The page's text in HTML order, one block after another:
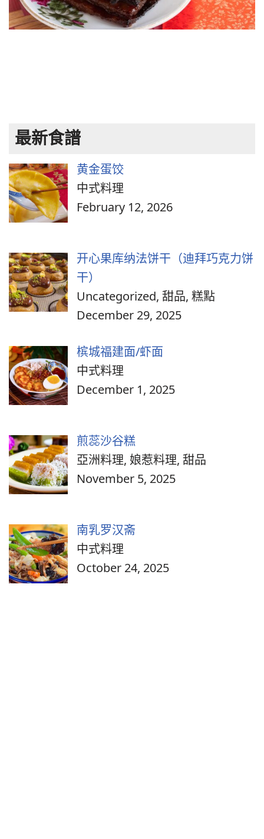
最新食譜
黄金蛋饺
中式料理
February 12, 2026
开心果库纳法饼干（迪拜巧克力饼
干）
Uncategorized, 甜品, 糕點
December 29, 2025
槟城福建面/虾面
中式料理
December 1, 2025
煎蕊沙谷糕
亞洲料理, 娘惹料理, 甜品
November 5, 2025
南乳罗汉斋
中式料理
October 24, 2025